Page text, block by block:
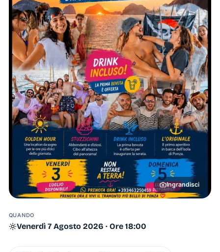
Ingrandisci
QUANDO
Venerdì 7 Agosto 2026 · Ore 18:00